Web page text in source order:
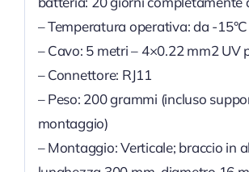
– Temperatura operativa: da -15°C
– Cavo: 5 metri – 4×0.22 mm2 UV
– Connettore: RJ11
– Peso: 200 grammi (incluso
montaggio)
– Montaggio: Verticale; braccio in